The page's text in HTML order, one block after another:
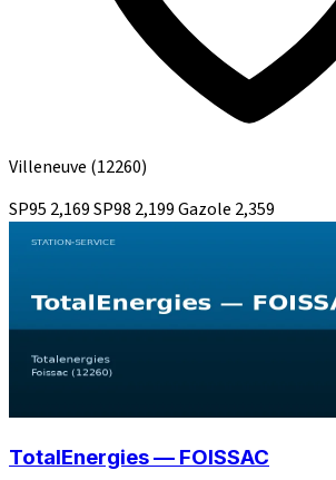
Villeneuve (12260)
SP95 2,169SP98 2,199Gazole 2,359
TotalEnergies — FOISSAC